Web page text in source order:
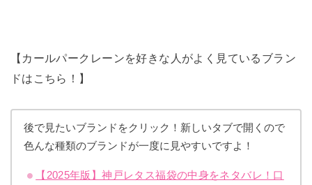
【カールパークレーンを好きな人がよく見ているブラン
ドはこちら！】
後で見たいブランドをクリック！新しいタブで開くので
色んな種類のブランドが一度に見やすいですよ！
【2025年版】神戸レタス福袋の中身をネタバレ！口